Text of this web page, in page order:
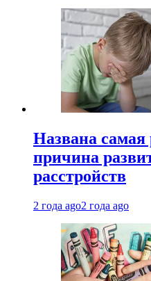
Названа самая
причина
расстройств
2 года ago2 года ago